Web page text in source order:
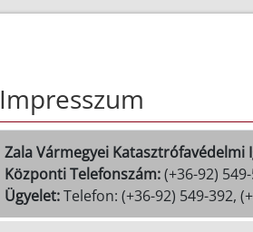
Impresszum
Zala Vármegyei Katasztrófavédelmi
Központi Telefonszám:(+36-92)
Ügyelet:Telefon: (+36-92) 549-392,